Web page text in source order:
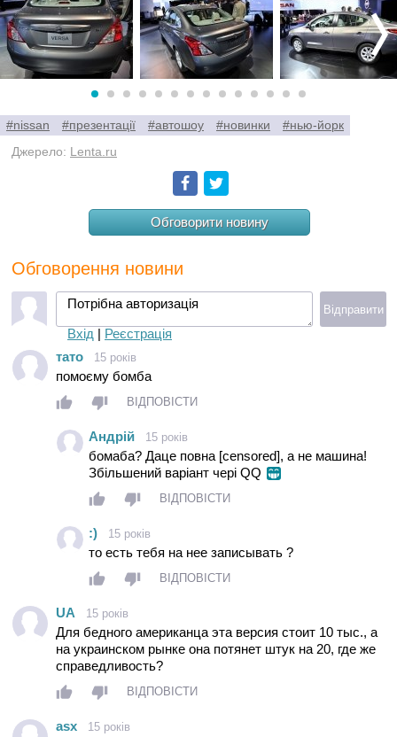
#nissan #презентації #автошоу #новинки
#нью-йорк
Джерело: Lenta.ru
Facebook
Обговорити новину
Обговорення новини
Потрібна авторизація
Вхід | Реєстрація
Відправити
тато 15 років
помоєму бомба
ВІДПОВІСТИ
Андрій 15 років
бомаба? Даце повна [censored], а не машина!
Збільшений варіант чері QQ
ВІДПОВІСТИ
:) 15 років
то есть тебя на нее записывать ?
ВІДПОВІСТИ
UA 15 років
Для бедного американца эта версия стоит 10 тыс., а
на украинском рынке она потянет штук на 20, где же
справедливость?
ВІДПОВІСТИ
asx 15 років